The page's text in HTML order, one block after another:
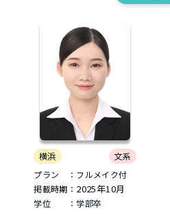
横浜
文系
プラン ：フルメイク付
掲載時期： 2025年10月
学位 ：学部卒